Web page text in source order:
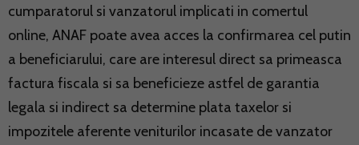
cumparatorul si vanzatorul implicati in comertul
online, ANAF poate avea acces la confirmarea cel putin
a beneficiarului, care are interesul direct sa primeasca
factura fiscala si sa beneficieze astfel de garantia
legala si indirect sa determine plata taxelor si
impozitele aferente veniturilor incasate de vanzator